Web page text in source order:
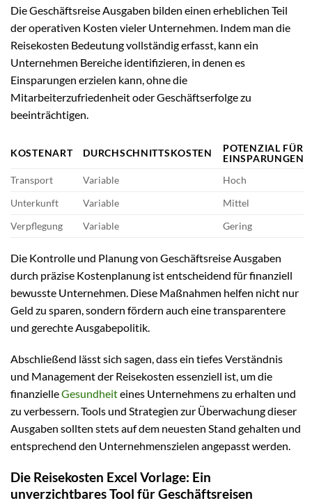
Die Geschäftsreise Ausgaben bilden einen erheblichen Teil
der operativen Kosten vieler Unternehmen. Indem man die
Reisekosten Bedeutung vollständig erfasst, kann ein
Unternehmen Bereiche identifizieren, in denen es
Einsparungen erzielen kann, ohne die
Mitarbeiterzufriedenheit oder Geschäftserfolge zu
beeinträchtigen.
KOSTENART DURCHSCHNITTSKOSTEN
POTENZIAL FÜR
EINSPARUNGEN
Transport
Variable
Hoch
Unterkunft
Variable
Mittel
Verpflegung
Variable Gering
Die Kontrolle und Planung von Geschäftsreise Ausgaben
durch präzise Kostenplanung ist entscheidend für finanziell
bewusste Unternehmen. Diese Maßnahmen helfen nicht nur
Geld zu sparen, sondern fördern auch eine transparentere
und gerechte Ausgabepolitik.
Abschließend lässt sich sagen, dass ein tiefes Verständnis
und Management der Reisekosten essenziell ist, um die
finanzielleGesundheiteines Unternehmens zu erhalten und
zu verbessern. Tools und Strategien zur Überwachung dieser
Ausgaben sollten stets auf dem neuesten Stand gehalten und
entsprechend den Unternehmenszielen angepasst werden.
Die Reisekosten Excel Vorlage: Ein
unverzichtbares Tool für Geschäftsreisen